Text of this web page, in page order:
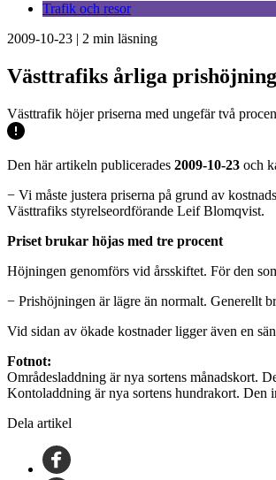
Trafik och resor
2009-10-23 | 2 min läsning
Västtrafiks årliga
Västtrafik höjer priserna med ungefär två
Den här artikeln publicerades 2009-10-23 och
− Vi måste justera priserna på grund av
Västtrafiks styrelseordförande Leif Blomqvist.
Priset brukar höjas med tre procent
Höjningen genomförs vid årsskiftet. För den
− Prishöjningen är lägre än normalt. Generellt
Vid sidan av ökade kostnader ligger även en
Fotnot:
Områdesladdning är nya sortens månadskort.
Kontoladdning är nya sortens hundrakort. Den
Dela artikel